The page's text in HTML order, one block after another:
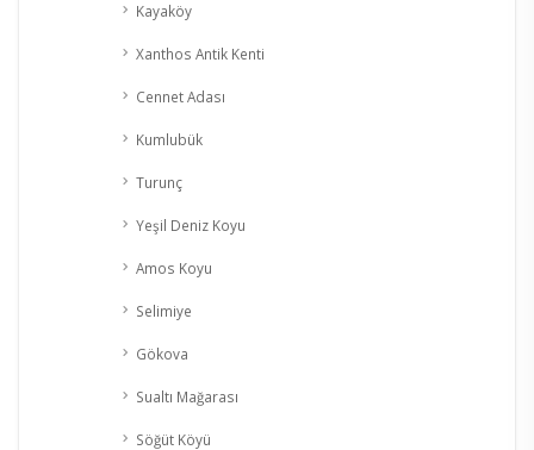
Kayaköy
Xanthos Antik Kenti
Cennet Adası
Kumlubük
Turunç
Yeşil Deniz Koyu
Amos Koyu
Selimiye
Gökova
Sualtı Mağarası
Söğüt Köyü